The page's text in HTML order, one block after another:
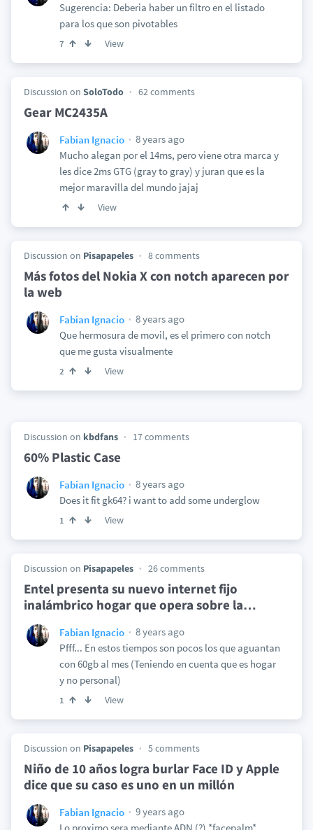
Sugerencia: Deberia haber un filtro en el listado
para los que son pivotables
7 View
Discussion on SoloTodo 62 comments
Gear MC2435A
Fabian Ignacio
8 years ago
Mucho alegan por el 14ms, pero viene otra marca y
les dice 2ms GTG (gray to gray) y juran que es la
mejor maravilla del mundo jajaj
View
Discussion on Pisapapeles 8 comments
Más fotos del Nokia X con notch aparecen por
la web
Fabian Ignacio
8 years ago
Que hermosura de movil, es el primero con notch
que me gusta visualmente
2 View
Discussion on kbdfans 17 comments
60% Plastic Case
Fabian Ignacio
8 years ago
Does it fit gk64? i want to add some underglow
1 View
Discussion on Pisapapeles 26 comments
Entel presenta su nuevo internet fijo
inalámbrico hogar que opera sobre la…
Fabian Ignacio
8 years ago
Pfff... En estos tiempos son pocos los que aguantan
con 60gb al mes (Teniendo en cuenta que es hogar
y no personal)
1 View
Discussion on Pisapapeles 5 comments
Niño de 10 años logra burlar Face ID y Apple
dice que su caso es uno en un millón
Fabian Ignacio
9 years ago